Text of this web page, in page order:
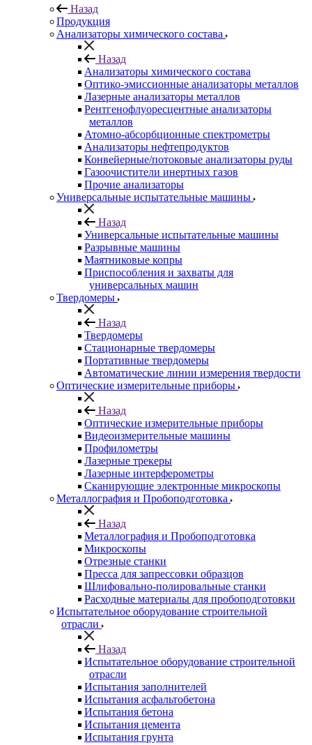
Назад
Продукция
Анализаторы химического состава
Назад
Анализаторы химического состава
Оптико-эмиссионные анализаторы металлов
Лазерные анализаторы металлов
Рентгенофлуоресцентные анализаторы
металлов
Атомно-абсорбционные спектрометры
Анализаторы нефтепродуктов
Конвейерные/потоковые анализаторы руды
Газоочистители инертных газов
Прочие анализаторы
Универсальные испытательные машины
Назад
Универсальные испытательные машины
Разрывные машины
Маятниковые копры
Приспособления и захваты для
универсальных машин
Твердомеры
Назад
Твердомеры
Стационарные твердомеры
Портативные твердомеры
Автоматические линии измерения твердости
Оптические измерительные приборы
Назад
Оптические измерительные приборы
Видеоизмерительные машины
Профилометры
Лазерные трекеры
Лазерные интерферометры
Сканирующие электронные микроскопы
Металлография и Пробоподготовка
Назад
Металлография и Пробоподготовка
Микроскопы
Отрезные станки
Пресса для запрессовки образцов
Шлифовально-полировальные станки
Расходные материалы для пробоподготовки
Испытательное оборудование строительной
отрасли
Назад
Испытательное оборудование строительной
отрасли
Испытания заполнителей
Испытания асфальтобетона
Испытания бетона
Испытания цемента
Испытания грунта